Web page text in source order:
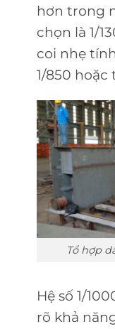
hơn trong
chọn là 1/
coi nhẹ
1/850 hoặc
Tổ hợp
Hệ số 1/
rõ khả